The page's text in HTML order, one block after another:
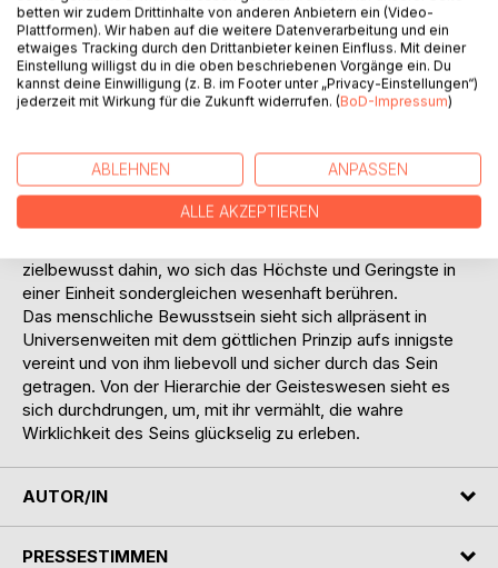
"Auf Händen werden dich die Engel tragen und du wirst im
Schatten ihrer Flügel seinsbewusst und sicher fürbass
gehn." Was kündet diese Szene an? Dass reges Leben
Geistgeborenen darin mit Herzensgüte und Respekt
begegnen.
Eine neue Art, die Dimension des Seins und Lebens zu
erklären blüht und glüht hier auf in einer wunderbar
zielbewusst dahin, wo sich das Höchste und Geringste in
einer Einheit sondergleichen wesenhaft berühren.
Das menschliche Bewusstsein sieht sich allpräsent in
Universenweiten mit dem göttlichen Prinzip aufs innigste
vereint und von ihm liebevoll und sicher durch das Sein
getragen. Von der Hierarchie der Geisteswesen sieht es
sich durchdrungen, um, mit ihr vermählt, die wahre
Wirklichkeit des Seins glückselig zu erleben.
AUTOR/IN
PRESSESTIMMEN
betten wir zudem Drittinhalte von anderen Anbietern ein (Video-
Plattformen). Wir haben auf die weitere Datenverarbeitung und ein
etwaiges Tracking durch den Drittanbieter keinen Einfluss. Mit deiner
Einstellung willigst du in die oben beschriebenen Vorgänge ein. Du
kannst deine Einwilligung (z. B. im Footer unter „Privacy-Einstellungen“)
jederzeit mit Wirkung für die Zukunft widerrufen. (BoD-Impressum)
ABLEHNEN ANPASSEN
ALLE AKZEPTIEREN